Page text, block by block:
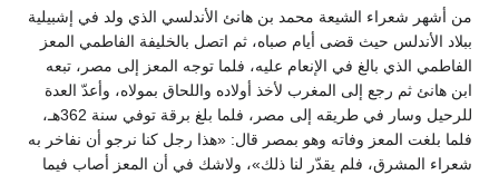
من أشهر شعراء الشيعة محمد بن هانئ الأندلسي الذي ولد في إشبيلية
ببلاد الأندلس حيث قضى أيام صباه، ثم اتصل بالخليفة الفاطمي المعز
الفاطمي الذي بالغ في الإنعام عليه، فلما توجه المعز إلى مصر، تبعه
ابن هانئ ثم رجع إلى المغرب لأخذ أولاده واللحاق بمولاه، وأعدّ العدة
للرحيل وسار في طريقه إلى مصر، فلما بلغ برقة توفي سنة 362هـ،
فلما بلغت المعز وفاته وهو بمصر قال: «هذا رجل كنا نرجو أن نفاخر به
شعراء المشرق، فلم يقدّر لنا ذلك»، ولاشك في أن المعز أصاب فيما